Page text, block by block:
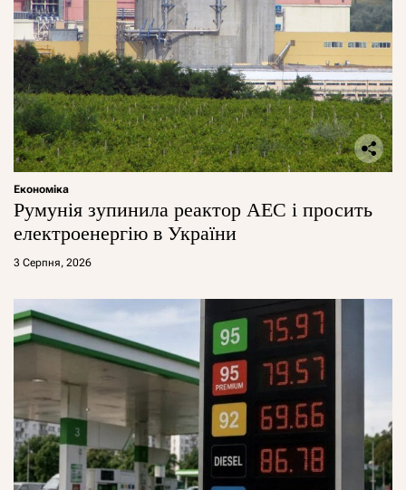
Економіка
Румунія зупинила реактор АЕС і просить
електроенергію в України
3 Серпня, 2026